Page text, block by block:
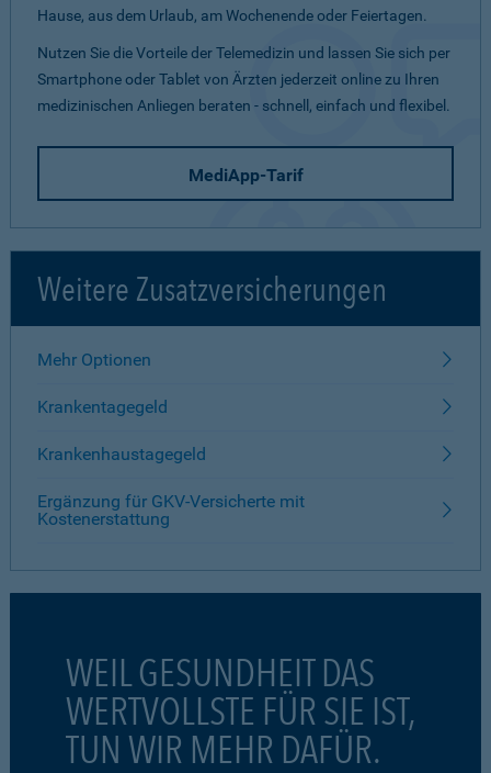
Hause, aus dem Urlaub, am Wochenende oder Feiertagen.
Nutzen Sie die Vorteile der Telemedizin und lassen Sie sich per
Smartphone oder Tablet von Ärzten jederzeit online zu Ihren
medizinischen Anliegen beraten - schnell, einfach und flexibel.
MediApp-Tarif
Weitere Zusatzversicherungen
Mehr Optionen
Krankentagegeld
Krankenhaustagegeld
Ergänzung für GKV-Versicherte mit
Kostenerstattung
WEIL GESUNDHEIT DAS
WERTVOLLSTE FÜR SIE IST,
TUN WIR MEHR DAFÜR.